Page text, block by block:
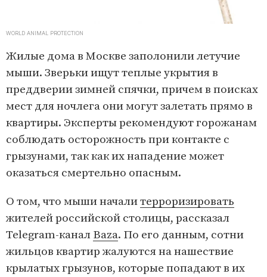
WORLD ANIMAL PROTECTION
Жилые дома в Москве заполонили летучие
мыши. Зверьки ищут теплые укрытия в
преддверии зимней спячки, причем в поисках
мест для ночлега они могут залетать прямо в
квартиры. Эксперты рекомендуют горожанам
соблюдать осторожность при контакте с
грызунами, так как их нападение может
оказаться смертельно опасным.
О том, что мыши началитерроризировать
жителей российской столицы, рассказал
Telegram-канал Baza. По его данным, сотни
жильцов квартир жалуются на нашествие
крылатых грызунов, которые попадают в их